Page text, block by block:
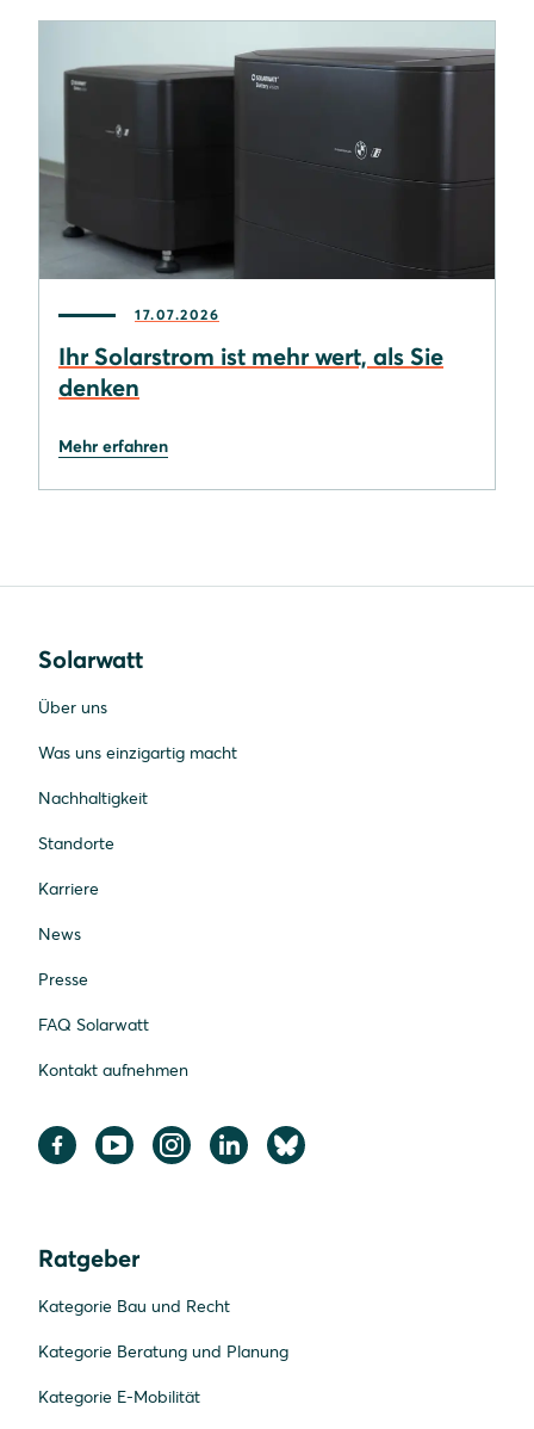
17.07.2026
Ihr Solarstrom ist mehr wert, als Sie
denken
Mehr erfahren
Solarwatt
Über uns
Was uns einzigartig macht
Nachhaltigkeit
Standorte
Karriere
News
Presse
FAQ Solarwatt
Kontakt aufnehmen
Ratgeber
Kategorie Bau und Recht
Kategorie Beratung und Planung
Kategorie E-Mobilität